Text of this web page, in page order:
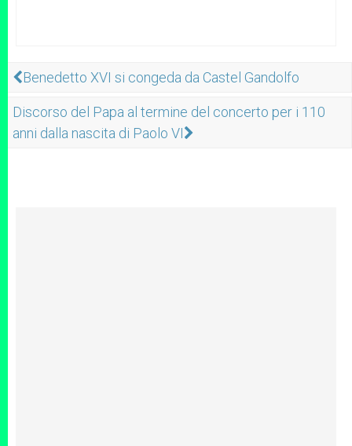
Benedetto XVI si congeda da Castel Gandolfo
Discorso del Papa al termine del concerto per i 110
anni dalla nascita di Paolo VI